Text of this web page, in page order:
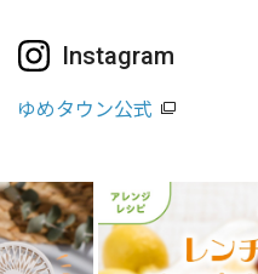
Instagram
ゆめタウン公式